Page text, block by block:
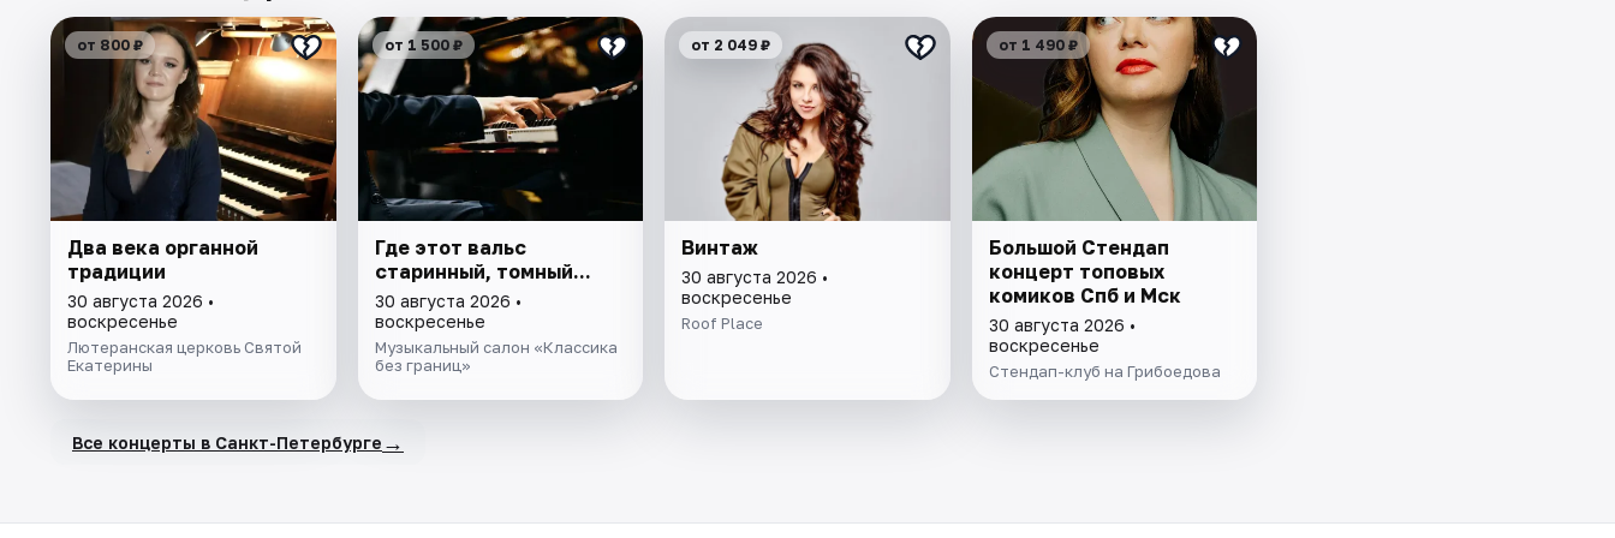
от 800 ₽
Два века органной
традиции
30 августа 2026 •
воскресенье
Лютеранская церковь Святой
Екатерины
от 1 500 ₽
Где этот вальс
старинный, томный...
30 августа 2026 •
воскресенье
Музыкальный салон «Классика
без границ»
от 2 049 ₽
Винтаж
30 августа 2026 •
воскресенье
Roof Place
от 1 490 ₽
Большой Стендап
концерт топовых
комиков Спб и Мск
30 августа 2026 •
воскресенье
Стендап-клуб на Грибоедова
Все концерты в Санкт-Петербурге →